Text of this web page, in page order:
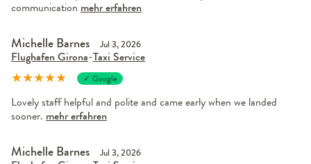
communication mehr erfahren
Michelle Barnes Jul 3, 2026
Flughafen Girona-Taxi Service
★★★★★ ✓ Google
Lovely staff helpful and polite and came early when we landed
sooner. mehr erfahren
Michelle Barnes Jul 3, 2026